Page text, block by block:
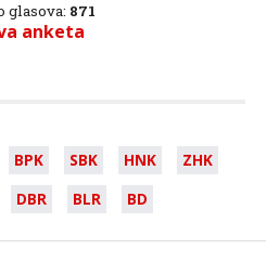
glasova: 871
anketa
BPK SBK HNK
ZHK
DBR BLR BD